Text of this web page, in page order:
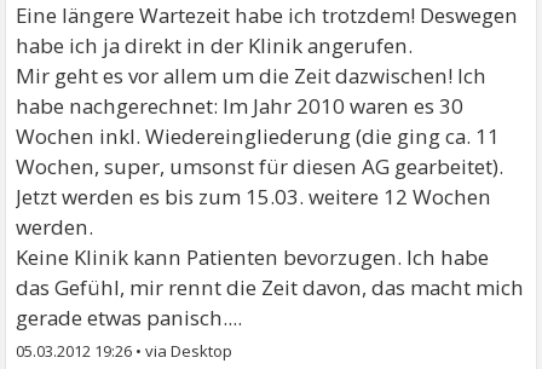
Eine längere Wartezeit habe ich trotzdem! Deswegen
habe ich ja direkt in der Klinik angerufen.
Mir geht es vor allem um die Zeit dazwischen! Ich
habe nachgerechnet: Im Jahr 2010 waren es 30
Wochen inkl. Wiedereingliederung (die ging ca. 11
Wochen, super, umsonst für diesen AG gearbeitet).
Jetzt werden es bis zum 15.03. weitere 12 Wochen
werden.
Keine Klinik kann Patienten bevorzugen. Ich habe
das Gefühl, mir rennt die Zeit davon, das macht mich
gerade etwas panisch....
05.03.2012 19:26 •